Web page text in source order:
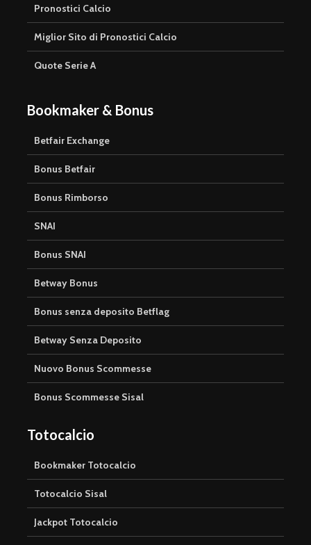
Pronostici Calcio
Miglior Sito di Pronostici Calcio
Quote Serie A
Bookmaker & Bonus
Betfair Exchange
Bonus Betfair
Bonus Rimborso
SNAI
Bonus SNAI
Betway Bonus
Bonus senza deposito Betflag
Betway Senza Deposito
Nuovo Bonus Scommesse
Bonus Scommesse Sisal
Totocalcio
Bookmaker Totocalcio
Totocalcio Sisal
Jackpot Totocalcio